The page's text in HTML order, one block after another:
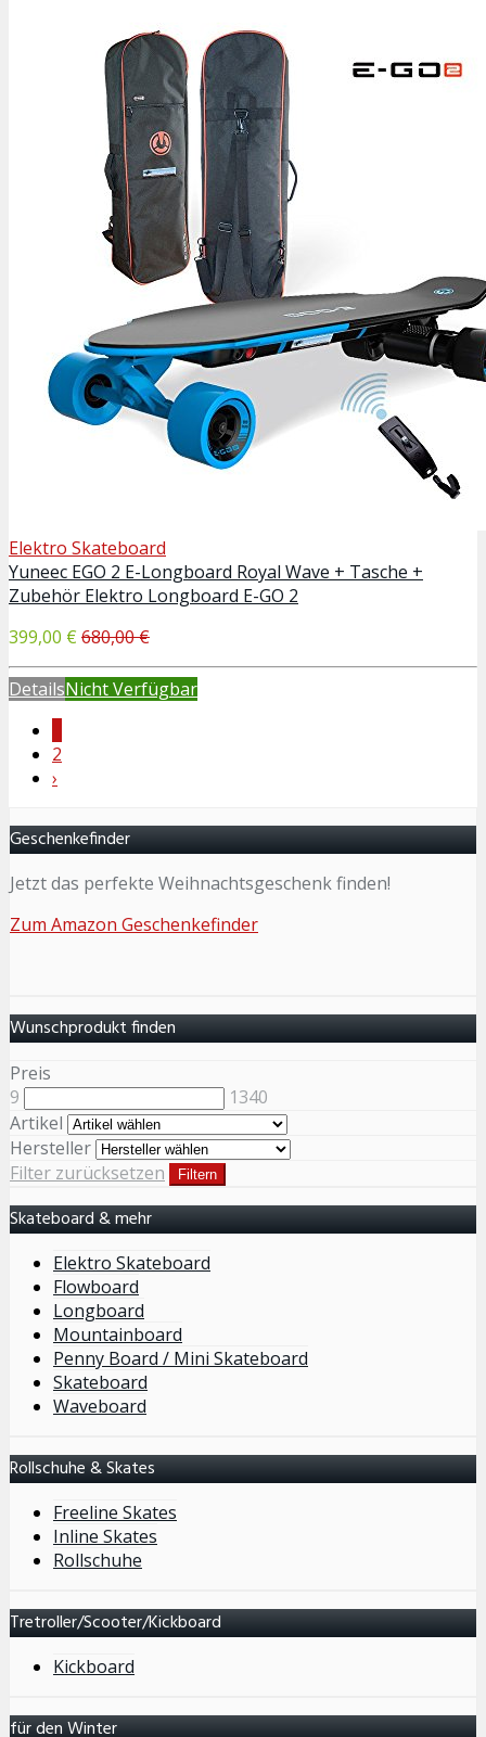
Elektro Skateboard
Yuneec EGO 2 E-Longboard Royal Wave + Tasche +
Zubehör Elektro Longboard E-GO 2
399,00 € 680,00 €
DetailsNicht Verfügbar
2
›
Geschenkefinder
Jetzt das perfekte Weihnachtsgeschenk finden!
Zum Amazon Geschenkefinder
Wunschprodukt finden
Preis
9
1340
Artikel
Hersteller
Filter zurücksetzen
Filtern
Skateboard & mehr
Elektro Skateboard
Flowboard
Longboard
Mountainboard
Penny Board / Mini Skateboard
Skateboard
Waveboard
Rollschuhe & Skates
Freeline Skates
Inline Skates
Rollschuhe
Tretroller/Scooter/Kickboard
Kickboard
für den Winter